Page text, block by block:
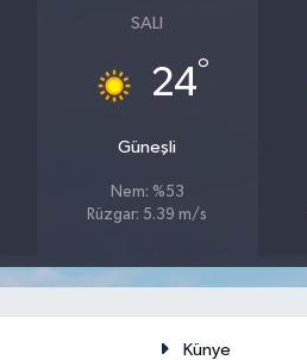
SALI
24°
Güneşli
Nem: %53
Rüzgar: 5.39 m/s
Künye